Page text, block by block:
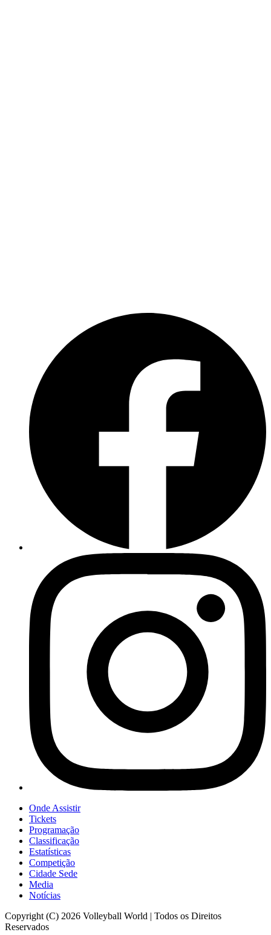
Onde Assistir
Tickets
Programação
Classificação
Estatísticas
Competição
Cidade Sede
Media
Notícias
Copyright (C) 2026 Volleyball World | Todos os Direitos
Reservados